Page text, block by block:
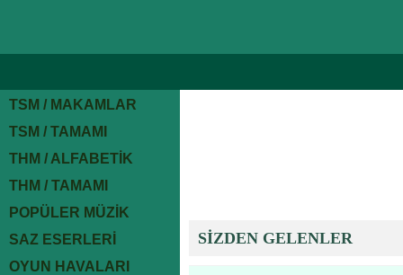
TSM / MAKAMLAR
TSM / TAMAMI
THM / ALFABETİK
THM / TAMAMI
POPÜLER MÜZİK
SAZ ESERLERİ
OYUN HAVALARI
SİZDEN GELENLER